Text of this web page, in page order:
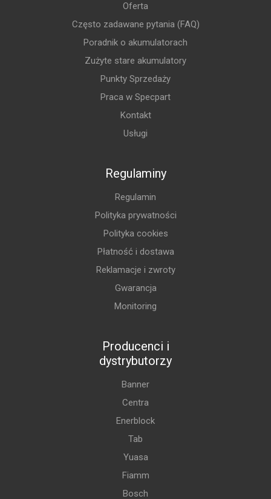
Oferta
Często zadawane pytania (FAQ)
Poradnik o akumulatorach
Zużyte stare akumulatory
Punkty Sprzedaży
Praca w Specpart
Kontakt
Usługi
Regulaminy
Regulamin
Polityka prywatności
Polityka cookies
Płatność i dostawa
Reklamacje i zwroty
Gwarancja
Monitoring
Producenci i
dystrybutorzy
Banner
Centra
Enerblock
Tab
Yuasa
Fiamm
Bosch